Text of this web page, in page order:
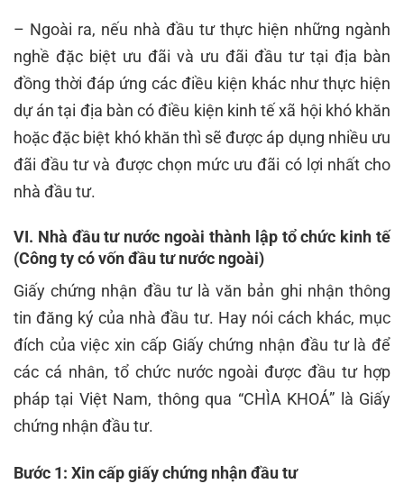
– Ngoài ra, nếu nhà đầu tư thực hiện những ngành
nghề đặc biệt ưu đãi và ưu đãi đầu tư tại địa bàn
đồng thời đáp ứng các điều kiện khác như thực hiện
dự án tại địa bàn có điều kiện kinh tế xã hội khó khăn
hoặc đặc biệt khó khăn thì sẽ được áp dụng nhiều ưu
đãi đầu tư và được chọn mức ưu đãi có lợi nhất cho
nhà đầu tư.
VI. Nhà đầu tư nước ngoài thành lập tổ chức kinh tế
(Công ty có vốn đầu tư nước ngoài)
Giấy chứng nhận đầu tư là văn bản ghi nhận thông
tin đăng ký của nhà đầu tư. Hay nói cách khác, mục
đích của việc xin cấp Giấy chứng nhận đầu tư là để
các cá nhân, tổ chức nước ngoài được đầu tư hợp
pháp tại Việt Nam, thông qua “CHÌA KHOÁ” là Giấy
chứng nhận đầu tư.
Bước 1: Xin cấp giấy chứng nhận đầu tư